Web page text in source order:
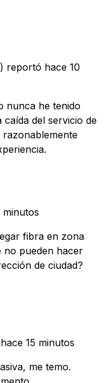
reportó hace 10
nunca he tenido
del servicio de
minutos
fibra en zona
no pueden hacer
de ciudad?
hace 15 minutos
me temo.